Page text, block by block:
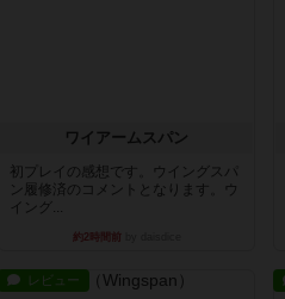
ワイアームスパン
初プレイの感想です。ウイングスパ
ン履修済のコメントとなります。ウ
イング...
約2時間前
レビュー